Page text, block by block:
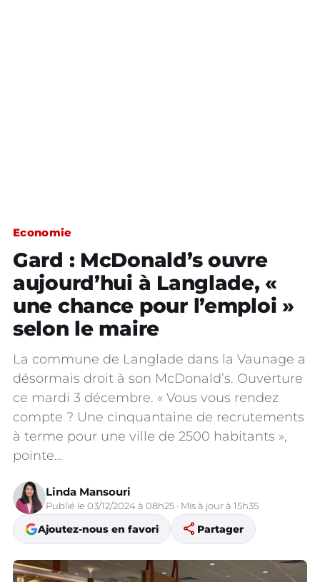
Economie
Gard : McDonald’s ouvre
aujourd’hui à Langlade, «
une chance pour l’emploi »
selon le maire
La commune de Langlade dans la Vaunage a
désormais droit à son McDonald’s. Ouverture
ce mardi 3 décembre. « Vous vous rendez
compte ? Une cinquantaine de recrutements
à terme pour une ville de 2500 habitants »,
pointe…
Linda Mansouri
Publié le 03/12/2024 à 08h25 · Mis à jour à 15h35
Ajoutez-nous en favori share Partager